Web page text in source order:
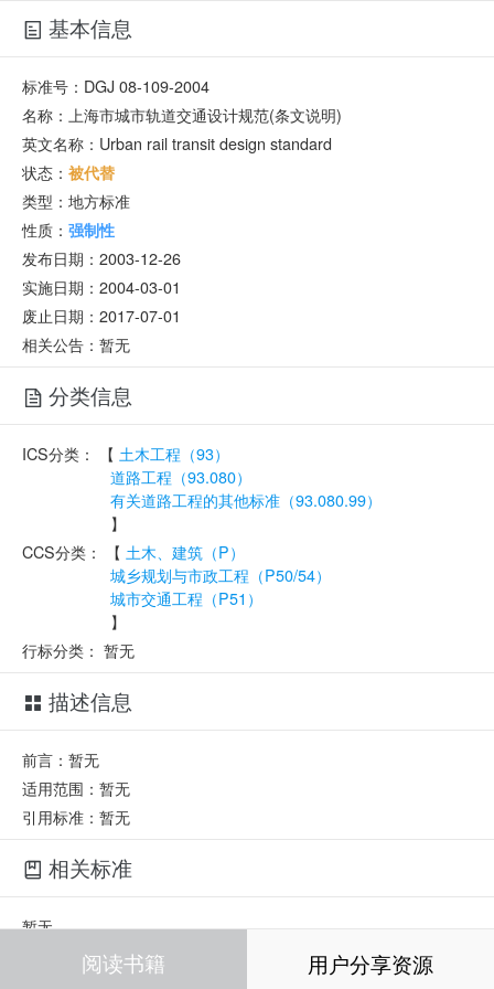
基本信息
标准号： DGJ 08-109-2004
名称： 上海市城市轨道交通设计规范(条文说明)
英文名称： Urban rail transit design standard
状态： 被代替
类型： 地方标准
性质： 强制性
发布日期： 2003-12-26
实施日期： 2004-03-01
废止日期： 2017-07-01
相关公告：暂无
分类信息
ICS分类： 【 土木工程（93）
道路工程（93.080）
有关道路工程的其他标准（93.080.99）
】
CCS分类：
【 土木、建筑（P）
城乡规划与市政工程（P50/54）
城市交通工程（P51）
】
行标分类： 暂无
描述信息
前言：暂无
适用范围：暂无
引用标准：暂无
相关标准
暂无
相关部门
阅读书籍 用户分享资源